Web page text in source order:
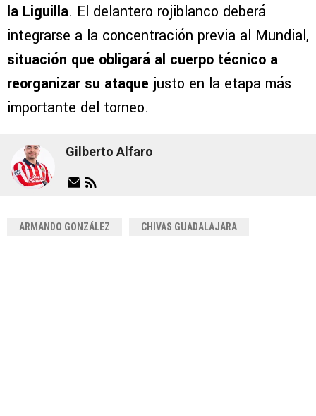
la Liguilla. El delantero rojiblanco deberá
integrarse a la concentración previa al Mundial,
situación que obligará al cuerpo técnico a
reorganizar su ataque justo en la etapa más
importante del torneo.
Gilberto Alfaro
ARMANDO GONZÁLEZ CHIVAS GUADALAJARA